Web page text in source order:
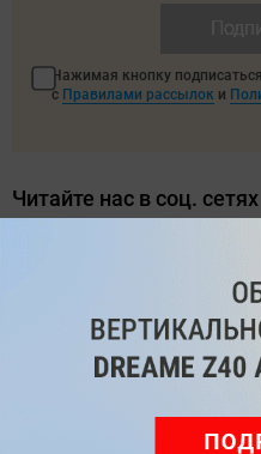
Нажимая кнопку
с Правилами рассылок и
Читайте нас в соц. сетях
ВКонтакте